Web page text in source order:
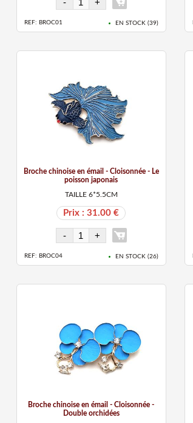
REF: BROC01 EN STOCK (39)
Broche chinoise en émail - Cloisonnée - Le
poisson japonais
TAILLE 6*5.5CM
Prix : 31.00 €
REF: BROC04 EN STOCK (26)
Broche chinoise en émail - Cloisonnée -
Double orchidées